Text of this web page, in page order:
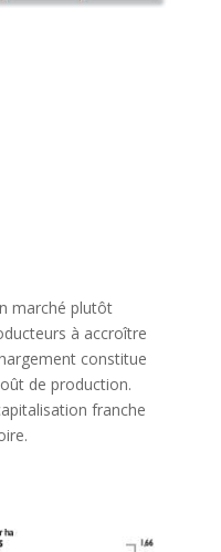
marché plutôt
à accroître
constitue
de production.
franche